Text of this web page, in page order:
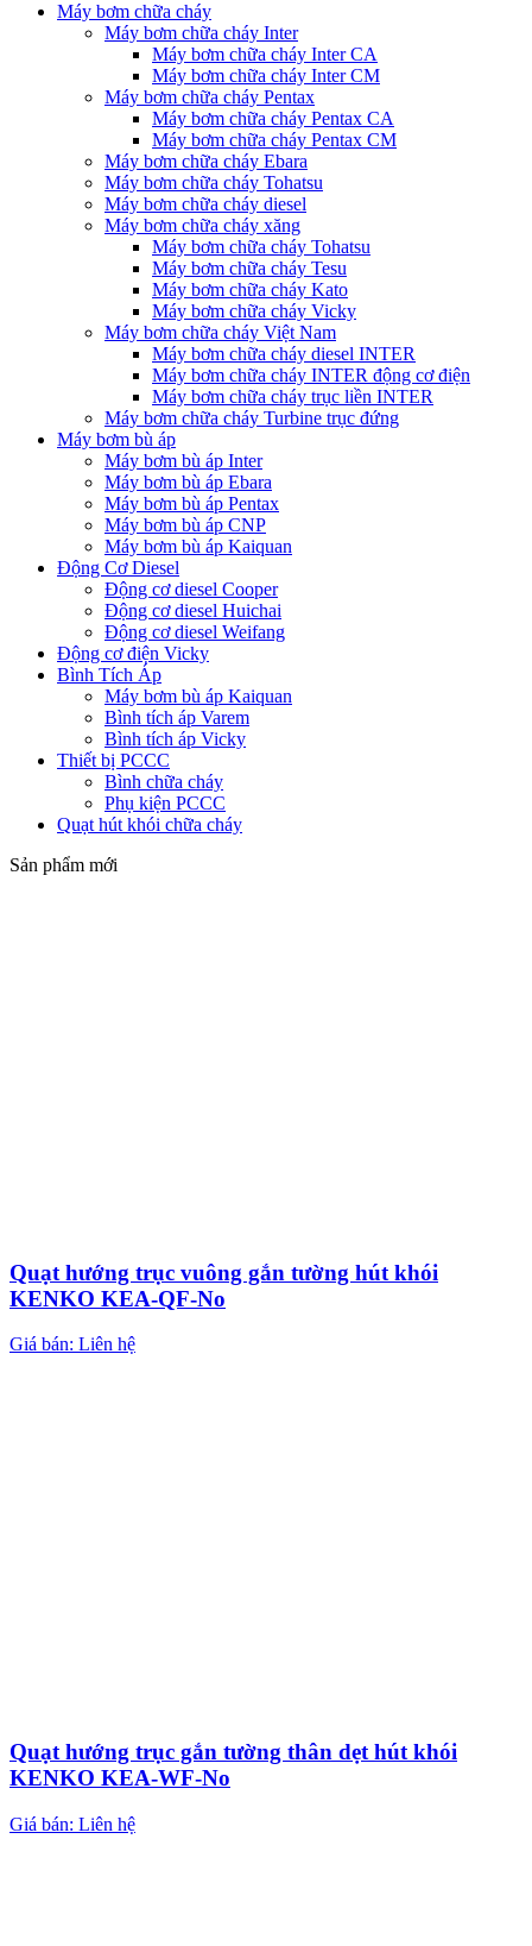
Máy bơm chữa cháy
Máy bơm chữa cháy Inter
Máy bơm chữa cháy Inter CA
Máy bơm chữa cháy Inter CM
Máy bơm chữa cháy Pentax
Máy bơm chữa cháy Pentax CA
Máy bơm chữa cháy Pentax CM
Máy bơm chữa cháy Ebara
Máy bơm chữa cháy Tohatsu
Máy bơm chữa cháy diesel
Máy bơm chữa cháy xăng
Máy bơm chữa cháy Tohatsu
Máy bơm chữa cháy Tesu
Máy bơm chữa cháy Kato
Máy bơm chữa cháy Vicky
Máy bơm chữa cháy Việt Nam
Máy bơm chữa cháy diesel INTER
Máy bơm chữa cháy INTER động cơ điện
Máy bơm chữa cháy trục liền INTER
Máy bơm chữa cháy Turbine trục đứng
Máy bơm bù áp
Máy bơm bù áp Inter
Máy bơm bù áp Ebara
Máy bơm bù áp Pentax
Máy bơm bù áp CNP
Máy bơm bù áp Kaiquan
Động Cơ Diesel
Động cơ diesel Cooper
Động cơ diesel Huichai
Động cơ diesel Weifang
Động cơ điện Vicky
Bình Tích Áp
Máy bơm bù áp Kaiquan
Bình tích áp Varem
Bình tích áp Vicky
Thiết bị PCCC
Bình chữa cháy
Phụ kiện PCCC
Quạt hút khói chữa cháy
Sản phẩm mới
Quạt hướng trục vuông gắn tường hút khói
KENKO KEA-QF-No
Giá bán: Liên hệ
Quạt hướng trục gắn tường thân dẹt hút khói
KENKO KEA-WF-No
Giá bán: Liên hệ